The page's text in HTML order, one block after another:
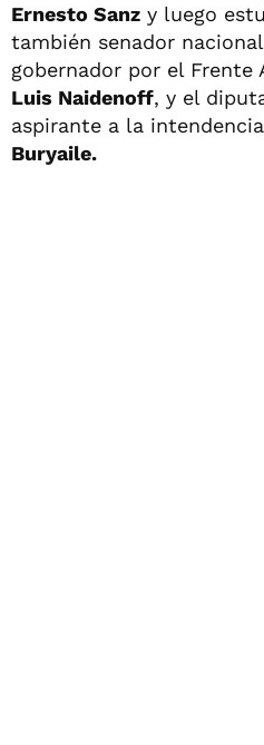
Ernesto Sanz y luego
también senador
gobernador por el Frente
Luis Naidenoff, y el
aspirante a la
Buryaile.